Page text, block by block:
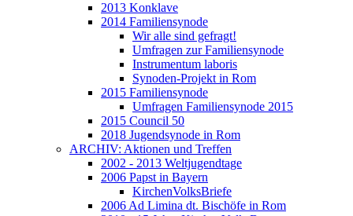
2013 Konklave
2014 Familiensynode
Wir alle sind gefragt!
Umfragen zur Familiensynode
Instrumentum laboris
Synoden-Projekt in Rom
2015 Familiensynode
Umfragen Familiensynode 2015
2015 Council 50
2018 Jugendsynode in Rom
ARCHIV: Aktionen und Treffen
2002 - 2013 Weltjugendtage
2006 Papst in Bayern
KirchenVolksBriefe
2006 Ad Limina dt. Bischöfe in Rom